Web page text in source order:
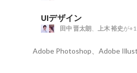
UIデザイン
田中 晋太朗、 上木 裕史が+1